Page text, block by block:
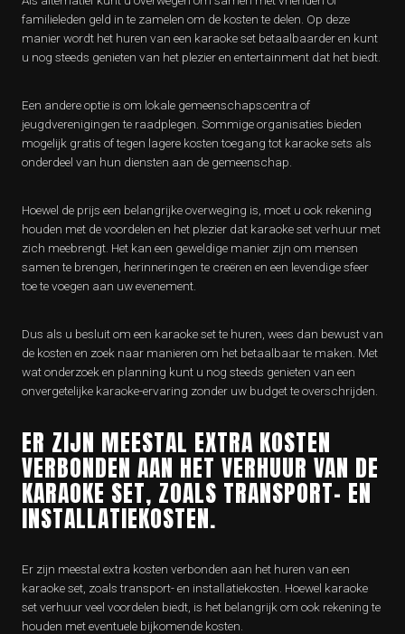
familieleden geld in te zamelen om de kosten te delen. Op deze
manier wordt het huren van een karaoke set betaalbaarder en kunt
u nog steeds genieten van het plezier en entertainment dat het biedt.
Een andere optie is om lokale gemeenschapscentra of
jeugdverenigingen te raadplegen. Sommige organisaties bieden
mogelijk gratis of tegen lagere kosten toegang tot karaoke sets als
onderdeel van hun diensten aan de gemeenschap.
Hoewel de prijs een belangrijke overweging is, moet u ook rekening
houden met de voordelen en het plezier dat karaoke set verhuur met
zich meebrengt. Het kan een geweldige manier zijn om mensen
samen te brengen, herinneringen te creëren en een levendige sfeer
toe te voegen aan uw evenement.
Dus als u besluit om een karaoke set te huren, wees dan bewust van
de kosten en zoek naar manieren om het betaalbaar te maken. Met
wat onderzoek en planning kunt u nog steeds genieten van een
onvergetelijke karaoke-ervaring zonder uw budget te overschrijden.
ER ZIJN MEESTAL EXTRA KOSTEN
VERBONDEN AAN HET VERHUUR VAN DE
KARAOKE SET, ZOALS TRANSPORT- EN
INSTALLATIEKOSTEN.
Er zijn meestal extra kosten verbonden aan het huren van een
karaoke set, zoals transport- en installatiekosten. Hoewel karaoke
set verhuur veel voordelen biedt, is het belangrijk om ook rekening te
houden met eventuele bijkomende kosten.